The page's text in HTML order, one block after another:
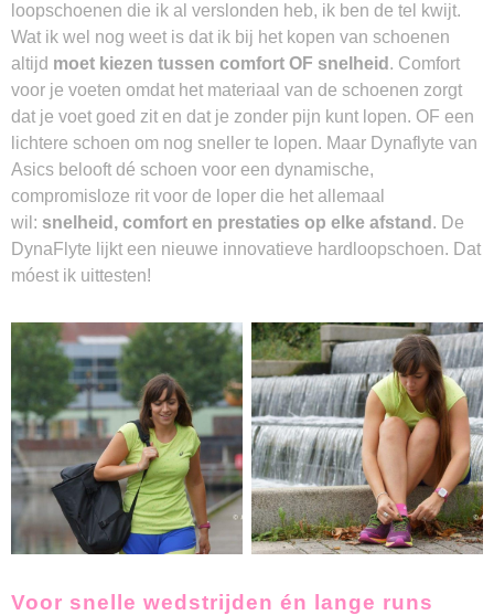
loopschoenen die ik al verslonden heb, ik ben de tel kwijt.
Wat ik wel nog weet is dat ik bij het kopen van schoenen
altijd moet kiezen tussen comfort OF snelheid . Comfort
voor je voeten omdat het materiaal van de schoenen zorgt
dat je voet goed zit en dat je zonder pijn kunt lopen. OF een
lichtere schoen om nog sneller te lopen. Maar Dynaflyte van
Asics belooft dé schoen voor een dynamische,
compromisloze rit voor de loper die het allemaal
wil: snelheid, comfort en prestaties op elke afstand . De
DynaFlyte lijkt een nieuwe innovatieve hardloopschoen. Dat
móest ik uittesten!
Voor snelle wedstrijden én lange runs